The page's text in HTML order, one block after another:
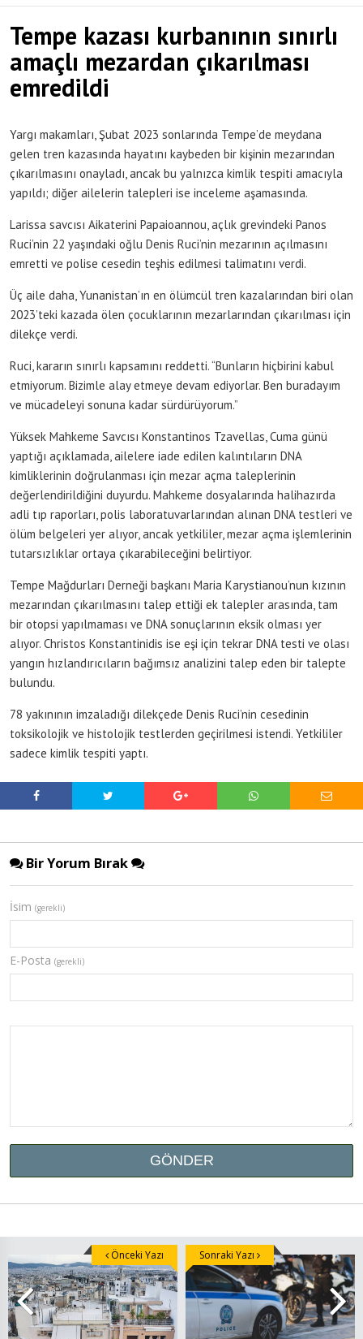
Tempe kazası kurbanının sınırlı
amaçlı mezardan çıkarılması
emredildi
Yargı makamları, Şubat 2023 sonlarında Tempe’de meydana
gelen tren kazasında hayatını kaybeden bir kişinin mezarından
çıkarılmasını onayladı, ancak bu yalnızca kimlik tespiti amacıyla
yapıldı; diğer ailelerin talepleri ise inceleme aşamasında.
Larissa savcısı Aikaterini Papaioannou, açlık grevindeki Panos
Ruci’nin 22 yaşındaki oğlu Denis Ruci’nin mezarının açılmasını
emretti ve polise cesedin teşhis edilmesi talimatını verdi.
Üç aile daha, Yunanistan’ın en ölümcül tren kazalarından biri olan
2023’teki kazada ölen çocuklarının mezarlarından çıkarılması için
dilekçe verdi.
Ruci, kararın sınırlı kapsamını reddetti. “Bunların hiçbirini kabul
etmiyorum. Bizimle alay etmeye devam ediyorlar. Ben buradayım
ve mücadeleyi sonuna kadar sürdürüyorum.”
Yüksek Mahkeme Savcısı Konstantinos Tzavellas, Cuma günü
yaptığı açıklamada, ailelere iade edilen kalıntıların DNA
kimliklerinin doğrulanması için mezar açma taleplerinin
değerlendirildiğini duyurdu. Mahkeme dosyalarında halihazırda
adli tıp raporları, polis laboratuvarlarından alınan DNA testleri ve
ölüm belgeleri yer alıyor, ancak yetkililer, mezar açma işlemlerinin
tutarsızlıklar ortaya çıkarabileceğini belirtiyor.
Tempe Mağdurları Derneği başkanı Maria Karystianou’nun kızının
mezarından çıkarılmasını talep ettiği ek talepler arasında, tam
bir otopsi yapılmaması ve DNA sonuçlarının eksik olması yer
alıyor. Christos Konstantinidis ise eşi için tekrar DNA testi ve olası
yangın hızlandırıcıların bağımsız analizini talep eden bir talepte
bulundu.
78 yakınının imzaladığı dilekçede Denis Ruci’nin cesedinin
toksikolojik ve histolojik testlerden geçirilmesi istendi. Yetkililer
sadece kimlik tespiti yaptı.
Bir Yorum Bırak
İsim (gerekli)
E-Posta (gerekli)
Önceki Yazı Sonraki Yazı